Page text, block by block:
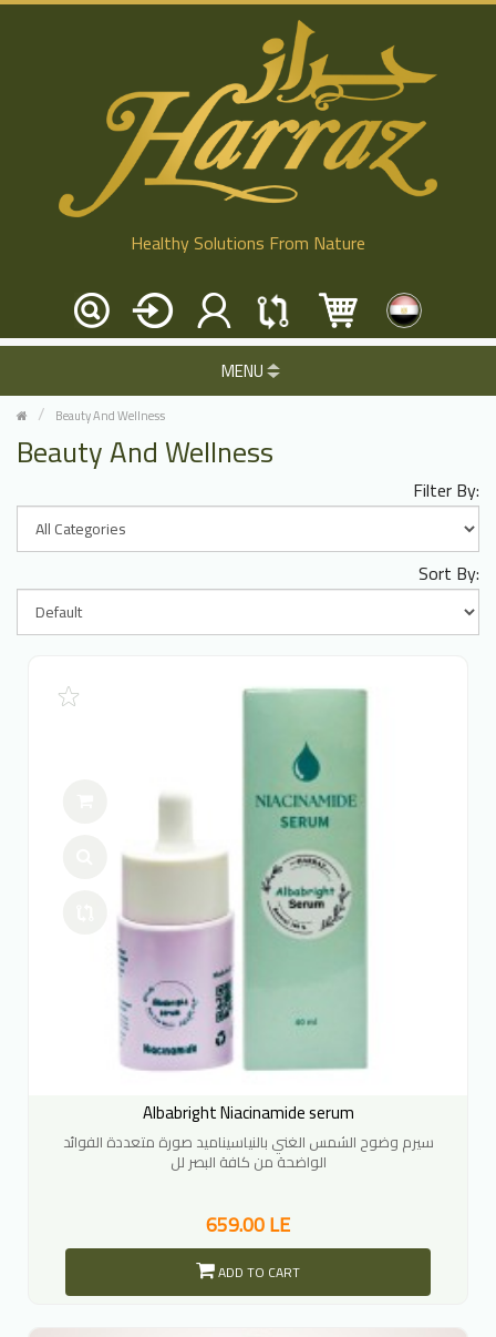
Healthy Solutions From Nature
MENU
Beauty And Wellness
Beauty And Wellness
Filter By:
Sort By:
Albabright Niacinamide serum
سيرم وضوح الشمس الغني بالنياسيناميد صورة متعددة الفوائد
الواضحة من كافة البصر لل
659.00 LE
ADD TO CART